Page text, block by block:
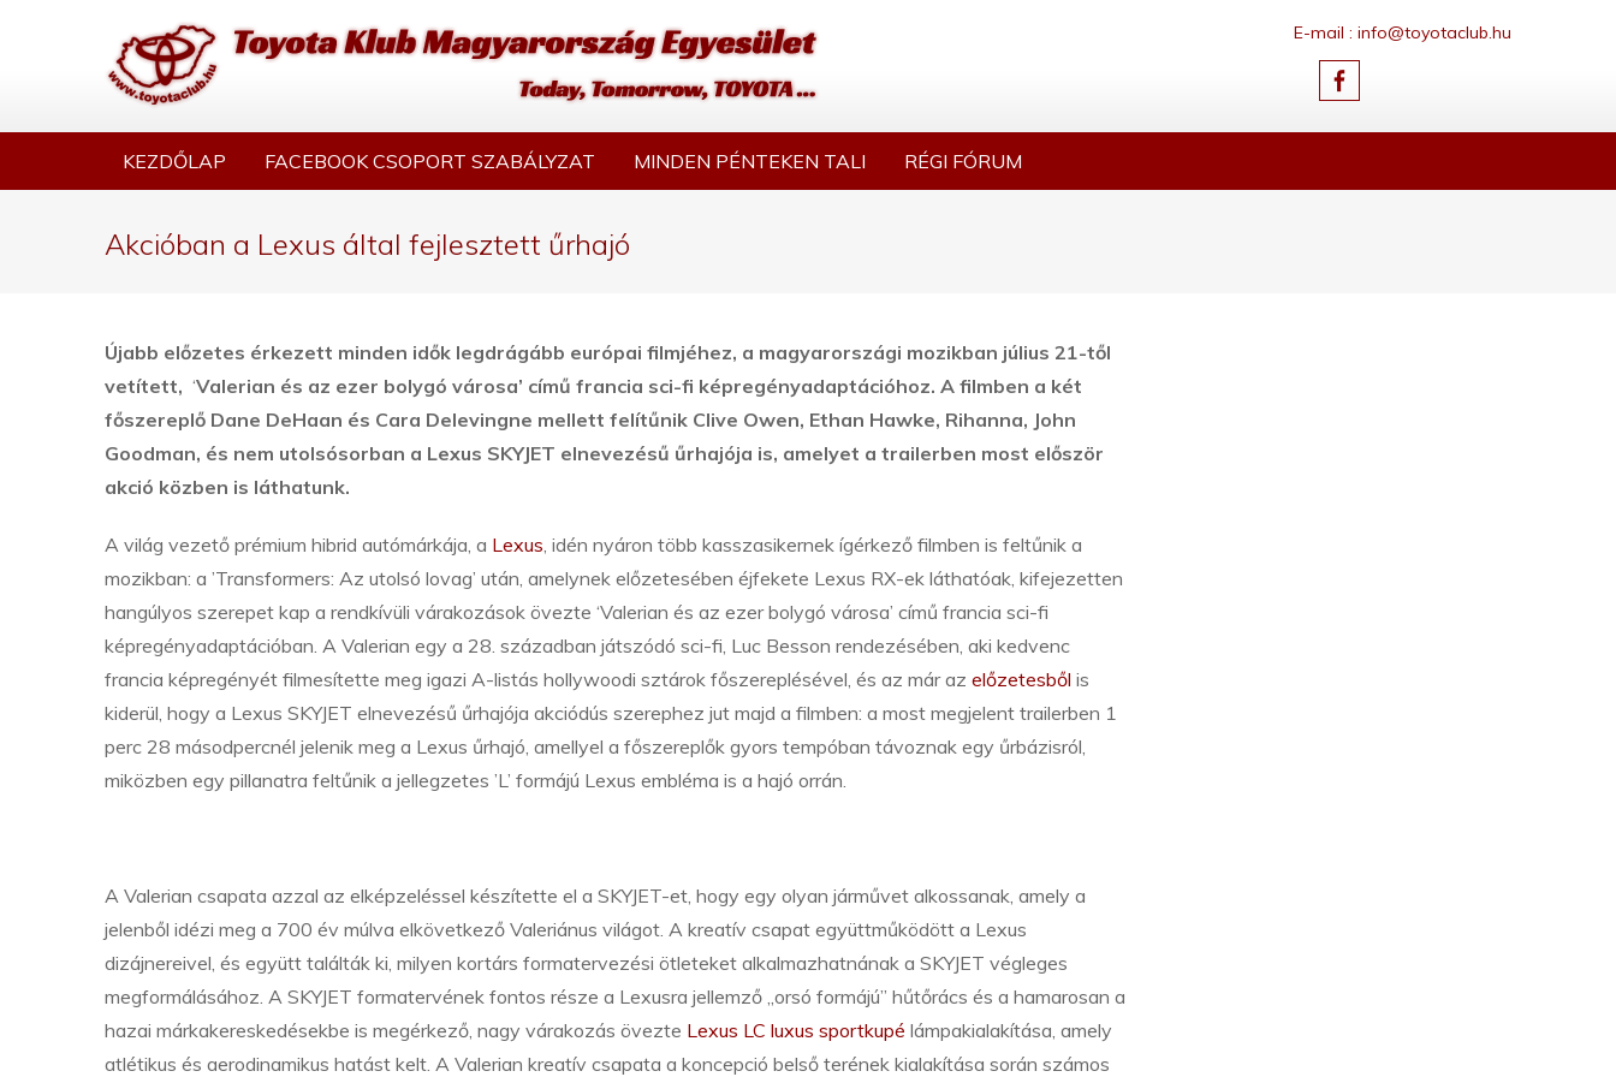
E-mail : info@toyotaclub.hu
KEZDŐLAP FACEBOOK CSOPORT SZABÁLYZAT MINDEN PÉNTEKEN TALI RÉGI FÓRUM
Akcióban a Lexus által fejlesztett űrhajó
Újabb előzetes érkezett minden idők legdrágább európai filmjéhez, a magyarországi mozikban július 21-től
vetített, ‘Valerian és az ezer bolygó városa’ című francia sci-fi képregényadaptációhoz. A filmben a két
főszereplő Dane DeHaan és Cara Delevingne mellett felítűnik Clive Owen, Ethan Hawke, Rihanna, John
Goodman, és nem utolsósorban a Lexus SKYJET elnevezésű űrhajója is, amelyet a trailerben most először
akció közben is láthatunk.
A világ vezető prémium hibrid autómárkája, a Lexus, idén nyáron több kasszasikernek ígérkező filmben is feltűnik a
mozikban: a ’Transformers: Az utolsó lovag’ után, amelynek előzetesében éjfekete Lexus RX-ek láthatóak, kifejezetten
hangúlyos szerepet kap a rendkívüli várakozások övezte ‘Valerian és az ezer bolygó városa’ című francia sci-fi
képregényadaptációban. A Valerian egy a 28. században játszódó sci-fi, Luc Besson rendezésében, aki kedvenc
francia képregényét filmesítette meg igazi A-listás hollywoodi sztárok főszereplésével, és az már az előzetesből is
kiderül, hogy a Lexus SKYJET elnevezésű űrhajója akciódús szerephez jut majd a filmben: a most megjelent trailerben 1
perc 28 másodpercnél jelenik meg a Lexus űrhajó, amellyel a főszereplők gyors tempóban távoznak egy űrbázisról,
miközben egy pillanatra feltűnik a jellegzetes ’L’ formájú Lexus embléma is a hajó orrán.
A Valerian csapata azzal az elképzeléssel készítette el a SKYJET-et, hogy egy olyan járművet alkossanak, amely a
jelenből idézi meg a 700 év múlva elkövetkező Valeriánus világot. A kreatív csapat együttműködött a Lexus
dizájnereivel, és együtt találták ki, milyen kortárs formatervezési ötleteket alkalmazhatnának a SKYJET végleges
megformálásához. A SKYJET formatervének fontos része a Lexusra jellemző „orsó formájú” hűtőrács és a hamarosan a
hazai márkakereskedésekbe is megérkező, nagy várakozás övezte Lexus LC luxus sportkupé lámpakialakítása, amely
atlétikus és aerodinamikus hatást kelt. A Valerian kreatív csapata a koncepció belső terének kialakítása során számos